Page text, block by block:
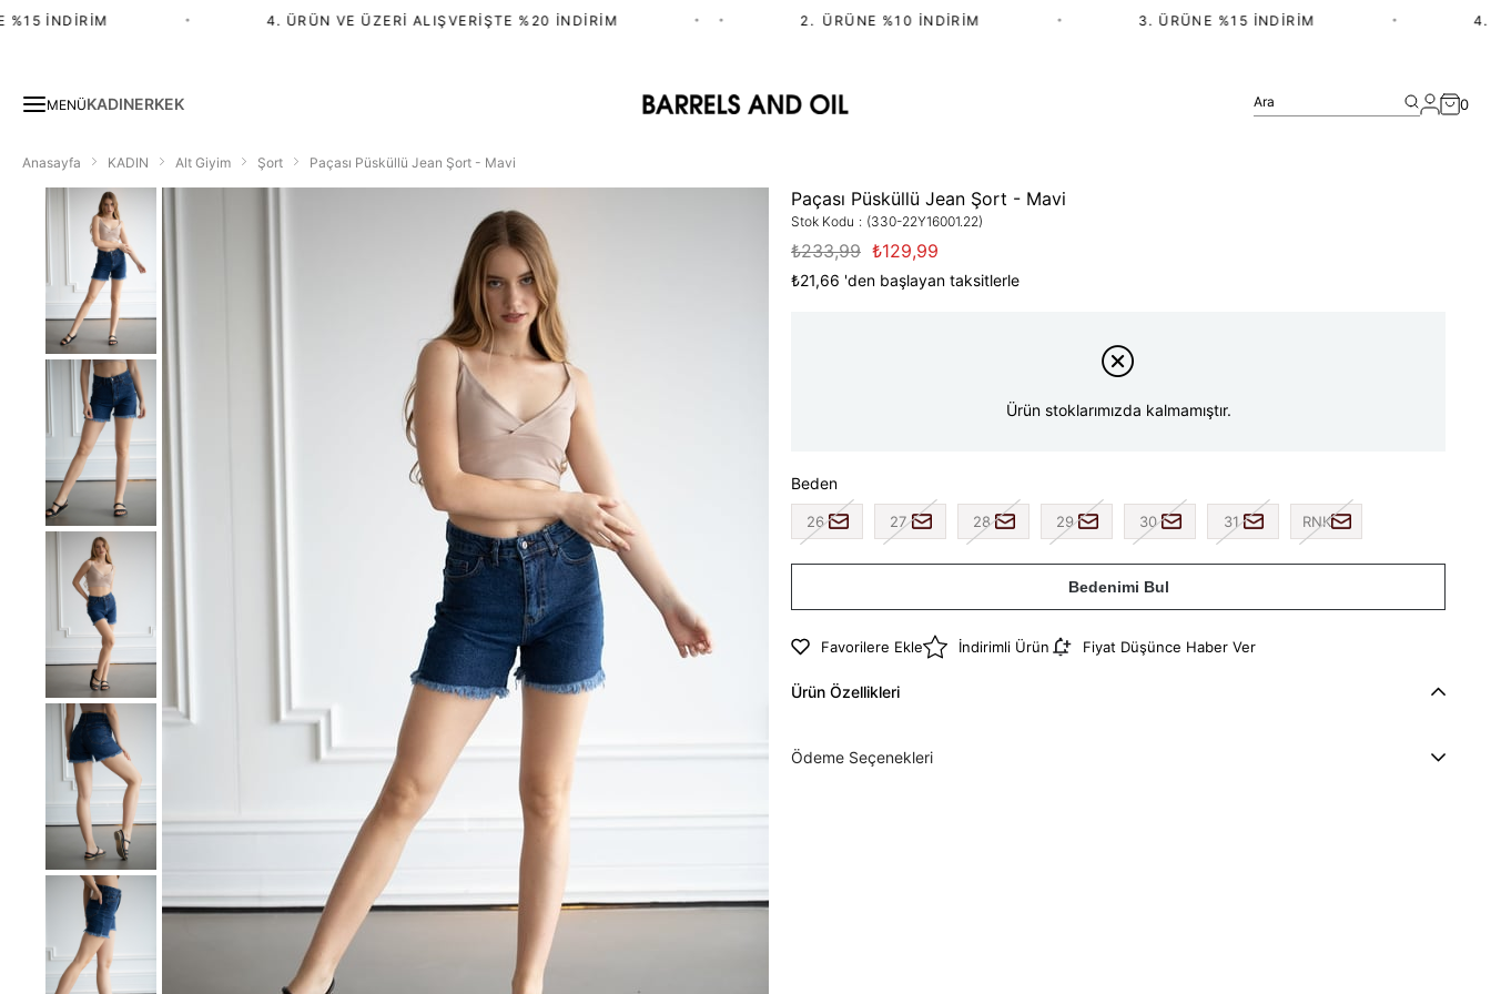
İNDIRIM 4. ÜRÜN VE ÜZERI ALIŞVERIŞTE %20 İNDIRIM • 2.⁠ ⁠ÜRÜNE %10 İNDIRIM 3. ÜRÜNE %15 İNDIRIM 4.
MENÜKADINERKEK Ara 0
Anasayfa KADIN Alt Giyim Şort Paçası Püsküllü Jean Şort - Mavi
Paçası Püsküllü Jean Şort - Mavi
Stok Kodu (330-22Y16001.22)
₺233,99 ₺129,99
₺21,66 'den başlayan taksitlerle
Ürün stoklarımızda kalmamıştır.
Beden
26 27 28 29 30 31 RNK
Bedenimi Bul
Favorilere Ekle İndirimli Ürün Fiyat Düşünce Haber Ver
Ürün Özellikleri
Ödeme Seçenekleri